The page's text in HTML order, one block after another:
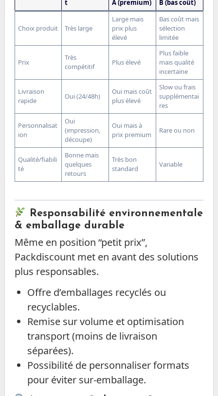
t
A (premium)
B (bas coût)
Choix produit Très large
Large mais
prix plus
élevé
Bas coût mais
sélection
limitée
Prix
Très
compétitif
Plus élevé
Plus faible
mais qualité
incertaine
Livraison
rapide
Oui (24/48h)
Oui mais coût
plus élevé
Slow ou frais
supplémentai
res
Personnalisat
ion
Oui
(impression,
découpe)
Oui mais à
prix premium
Rare ou non
Qualité/fiabili
té
Bonne mais
quelques
retours
Très bon
standard
Variable
Responsabilité environnementale
& emballage durable
Même en position “petit prix”,
Packdiscount met en avant des solutions
plus responsables.
Offre d’emballages recyclés ou
recyclables.
Remise sur volume et optimisation
transport (moins de livraison
séparées).
Possibilité de personnaliser formats
pour éviter sur‐emballage.